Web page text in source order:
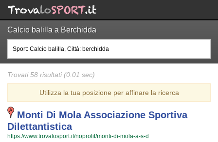
Calcio balilla a Berchidda
Trovati 58 risultati (0.01 sec)
Utilizza la tua posizione per affinare la ricerca
Monti Di Mola Associazione Sportiva
Dilettantistica
https://www.trovalosport.it/noprofit/monti-di-mola-a-s-d